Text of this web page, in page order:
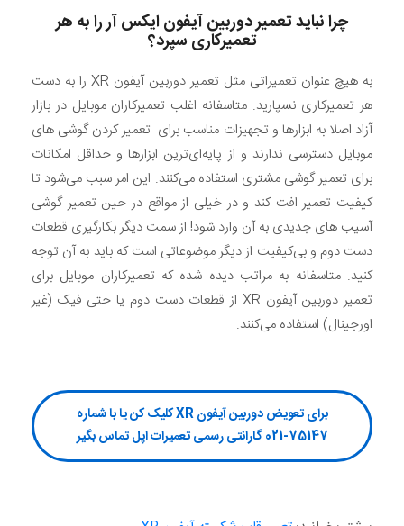
چرا نباید تعمیر دوربین آیفون ایکس آر را به هر
تعمیرکاری سپرد؟
به هیچ عنوان تعمیراتی مثل تعمیر دوربین آیفون XR را به دست
هر تعمیرکاری نسپارید. متاسفانه اغلب تعمیرکاران موبایل در بازار
آزاد اصلا به ابزارها و تجهیزات مناسب برای تعمیر کردن گوشی های
موبایل دسترسی ندارند و از پایه‌ای‌ترین ابزارها و حداقل امکانات
برای تعمیر گوشی مشتری استفاده می‌کنند. این امر سبب می‌شود تا
کیفیت تعمیر افت کند و در خیلی از مواقع در حین تعمیر گوشی
آسیب های جدیدی به آن وارد شود! از سمت دیگر بکارگیری قطعات
دست دوم و بی‌کیفیت از دیگر موضوعاتی است که باید به آن توجه
کنید. متاسفانه به مراتب دیده شده که تعمیرکاران موبایل برای
تعمیر دوربین آیفون XR از قطعات دست دوم یا حتی فیک (غیر
اورجینال) استفاده می‌کنند.
برای تعویض دوربین آیفون XR کلیک کن یا با شماره
75147-021 گارانتی رسمی تعمیرات اپل تماس بگیر